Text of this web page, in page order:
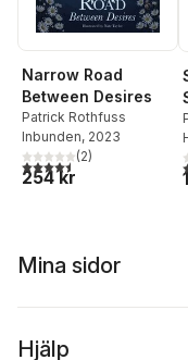
Narrow Road
Between Desires
Patrick Rothfuss
Inbunden, 2023
4,5utav 5 stjärnor. Totalt
(2)
254 kr
Mina sidor
Hjälp